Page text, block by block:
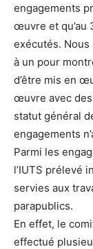
engagements
œuvre et qu’au
exécutés.
à un pour
d’être mis en
œuvre avec
statut général
engagements
Parmi les
l’IUTS prélevé
servies aux
parapublics.
En effet, le
effectué